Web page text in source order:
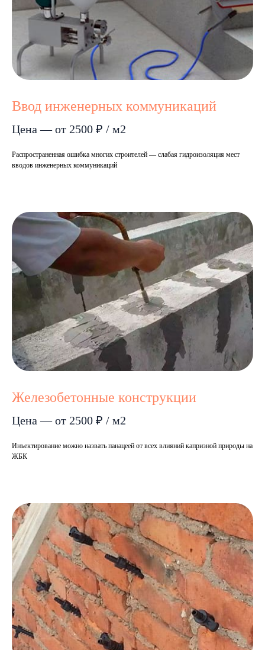
Ввод инженерных коммуникаций
Цена — от 2500 ₽ / м2
Распространенная ошибка многих строителей — слабая гидроизоляция мест
вводов инженерных коммуникаций
Железобетонные конструкции
Цена — от 2500 ₽ / м2
Инъектирование можно назвать панацеей от всех влияний капризной природы на
ЖБК